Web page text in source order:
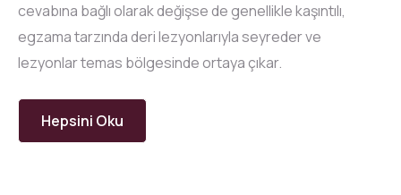
cevabına bağlı olarak değişse de genellikle kaşıntılı,
egzama tarzında deri lezyonlarıyla seyreder ve
lezyonlar temas bölgesinde ortaya çıkar.
Hepsini Oku